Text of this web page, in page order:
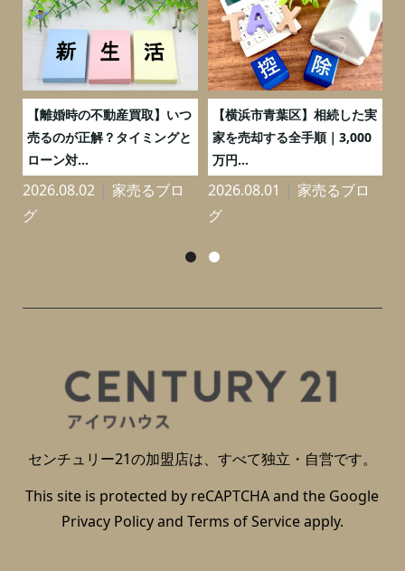
【離婚時の不動産買取】いつ
売るのが正解？タイミングと
ローン対...
2026.08.02
家売るブロ
【横浜市青葉区】相続した実
家を売却する全手順｜3,000
万円...
2026.08.01
家売るブロ
センチュリー21の加盟店は、すべて独立・自営です。
This site is protected by reCAPTCHA and the Google
Privacy Policyand Terms of Serviceapply.